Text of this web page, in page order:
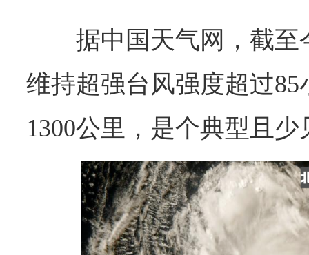
据中国天气网，截至
维持超强台风强度超过
1300公里，是个典型且